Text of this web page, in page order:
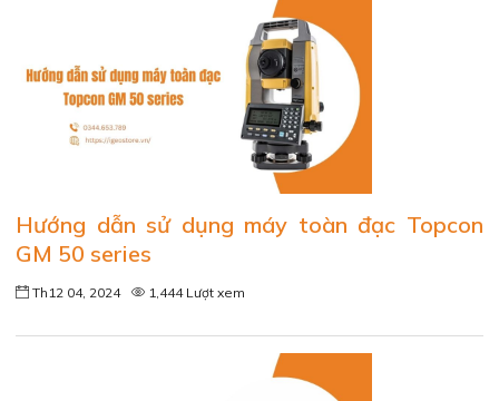
Hướng dẫn sử dụng máy toàn đạc Topcon
GM 50 series
Th12 04, 2024 1,444 Lượt xem